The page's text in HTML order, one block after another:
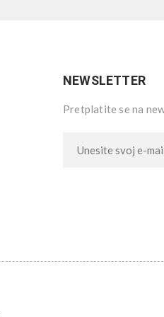
NEWSLETTER
Pretplatite se na